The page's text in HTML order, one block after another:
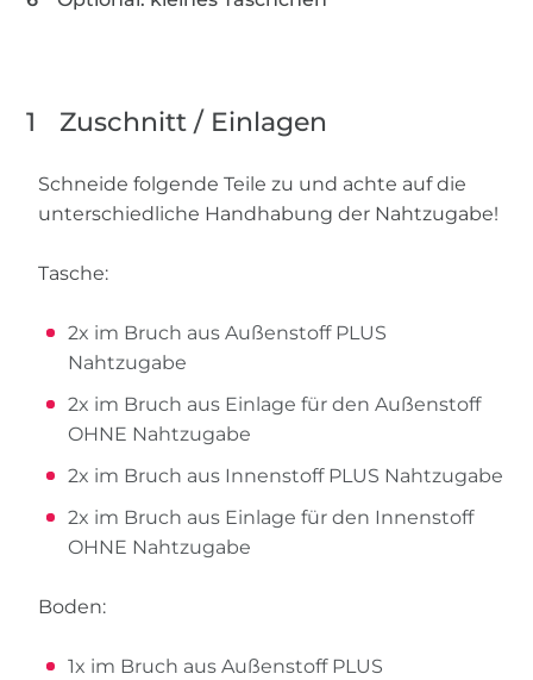
1 Zuschnitt / Einlagen
Schneide folgende Teile zu und achte auf die
unterschiedliche Handhabung der Nahtzugabe!
Tasche:
2x im Bruch aus Außenstoff PLUS
Nahtzugabe
2x im Bruch aus Einlage für den Außenstoff
OHNE Nahtzugabe
2x im Bruch aus Innenstoff PLUS Nahtzugabe
2x im Bruch aus Einlage für den Innenstoff
OHNE Nahtzugabe
Boden:
1x im Bruch aus Außenstoff PLUS